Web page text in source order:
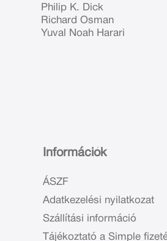
Philip K. Dick
Richard Osman
Yuval Noah Harari
Információk
ÁSZF
Adatkezelési nyilatkozat
Szállítási információ
Tájékoztató a Simple